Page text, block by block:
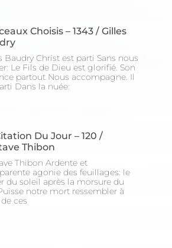
Choisis – 1343 / Gilles
Baudry Christ est parti Sans nous
Le Fils de Dieu est glorifié. Son
partout Nous accompagne. Il
Dans la nuée:
Du Jour – 120 /
Thibon
Thibon Ardente et
agonie des feuillages: le
du soleil après la morsure du
notre mort ressembler à
ces